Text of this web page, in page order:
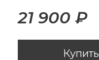
21 900 ₽
Купить